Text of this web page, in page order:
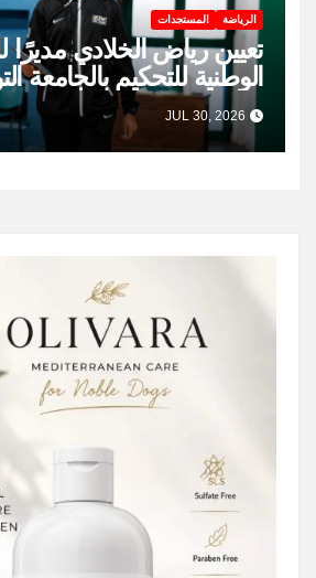
الرياضة المستجدات
تعيين رياض الخلادي مديرًا
الوطنية للتحكيم بالجامعة
السلة
JUL 30, 2026